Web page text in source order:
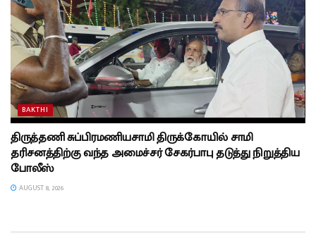
BAKTHI
திருத்தணி சுப்பிரமணியசாமி திருக்கோயில் சாமி
தரிசனத்திற்கு வந்த அமைச்சர் சேகர்பாபு தடுத்து நிறுத்திய
போலீஸ்
AUGUST 8, 2026